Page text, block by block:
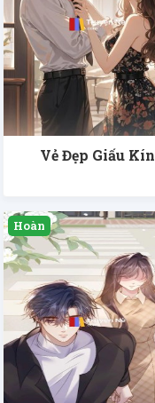
Vẻ Đẹp Giấu Kín